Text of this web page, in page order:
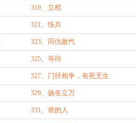
319、立棍
321、练兵
323、同仇敌忾
325、等待
327、门径相争，有死无生
329、扬名立万
331、谁的人